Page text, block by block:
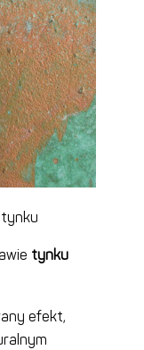
tynku
efekt,